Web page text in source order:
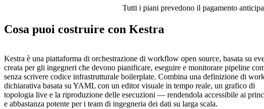
Tutti i piani prevedono il pagamento
Cosa puoi costruire con Kestra
Kestra è una piattaforma di orchestrazione di workflow open source, basata su
creata per gli ingegneri che devono pianificare, eseguire e monitorare pipeline
senza scrivere codice infrastrutturale boilerplate. Combina una definizione di
dichiarativa basata su YAML con un editor visuale in tempo reale, un grafico di
topologia live e la riproduzione delle esecuzioni — rendendola accessibile ai
e abbastanza potente per i team di ingegneria dei dati su larga scala.